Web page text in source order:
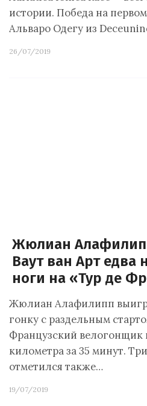
истории. Победа на
Альваро Одегу из
26/07/2019
Жюлиан
Ваут ван Арт едва
ноги на «Тур де
Жюлиан Алафилипп
гонку с раздельным
Французский велогонщик
километра за 35 минут.
отметился также…
19/07/2019